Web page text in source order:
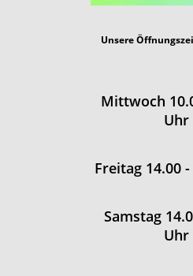
Unsere
Mittwoch
Uhr
Freitag 14.00
Samstag
Uhr